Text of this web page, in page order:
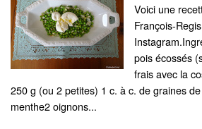
Voici une
François-
pois écossés
frais avec la
250 g (ou 2 petites) 1 c. à c. de graines
menthe2 oignons...